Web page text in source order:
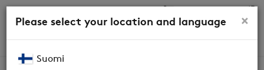
×
Please select your location and language
Suomi